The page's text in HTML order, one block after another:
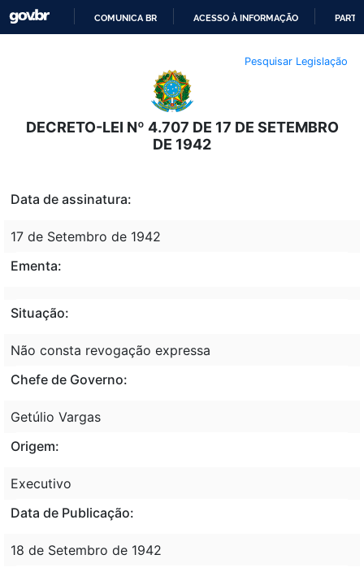
O
CONTEÚDO
COMUNICA BR ACESSO À INFORMAÇÃO
Pesquisar Legislação
DECRETO-LEI Nº 4.707 DE 17 DE SETEMBRO
DE 1942
Data de assinatura:
17 de Setembro de 1942
Ementa:
Situação:
Não consta revogação expressa
Chefe de Governo:
Getúlio Vargas
Origem:
Executivo
Data de Publicação:
18 de Setembro de 1942